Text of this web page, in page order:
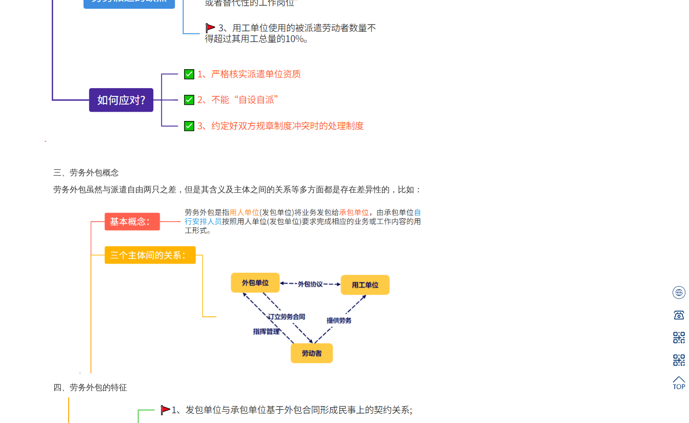
三、劳务外包概念
劳务外包虽然与派遣自由两只之差，但是其含义及主体之间的关系等多方面都是存在差异性的，比如：
四、劳务外包的特征